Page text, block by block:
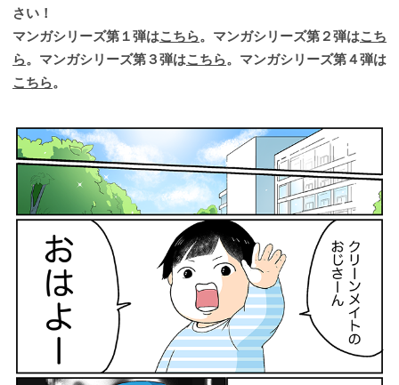
さい！
マンガシリーズ第１弾はこちら。マンガシリーズ第２弾はこち
ら。マンガシリーズ第３弾はこちら。マンガシリーズ第４弾は
こちら。